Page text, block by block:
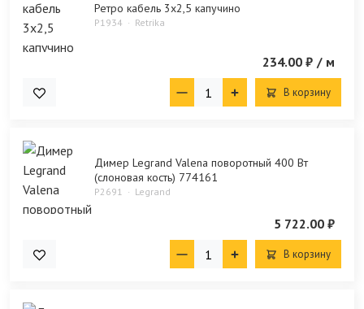
Ретро кабель 3х2,5 капучино
P1934 Retrika
234.00 ₽ / м
В корзину
Димер Legrand Valena поворотный 400 Вт
(слоновая кость) 774161
P2691 Legrand
5 722.00 ₽
В корзину